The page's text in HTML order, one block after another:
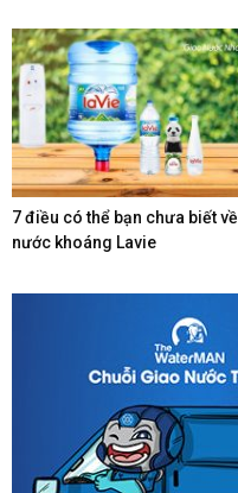
7 điều có thể bạn chưa biết về
nước khoáng Lavie